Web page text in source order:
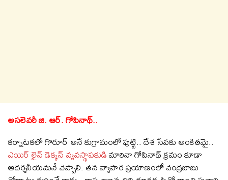
అసలెవరీ జి. ఆర్. గోపినాథ్..
కర్నాటకలో గొరూర్ అనే కుగ్రామంలో పుట్టి.. దేశ సేవకు అంకితమై..
ఎయిర్ లైన్ డెక్కన్ వ్యవస్థాపకుడిమారినా గోపినాథ్ క్రమం కూడా
ఆదర్శనీయమనే చెప్పాలి. తన వ్యాపార ప్రయాణంలో చంద్రబాబు